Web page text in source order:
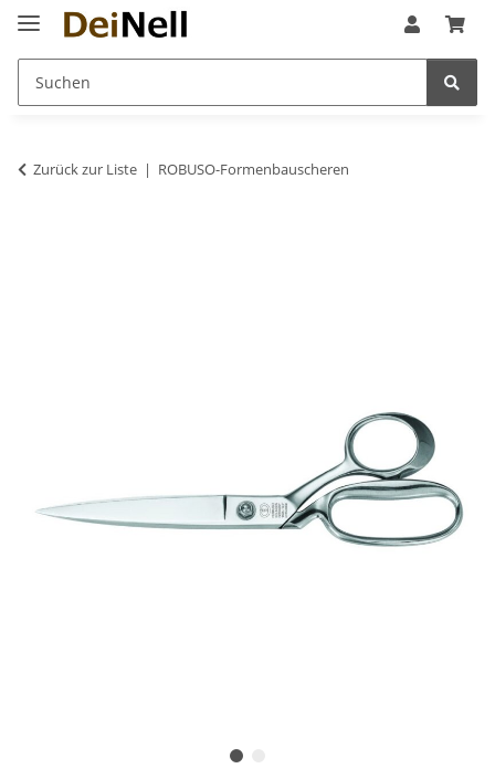
Zurück zur Liste ROBUSO-Formenbauscheren